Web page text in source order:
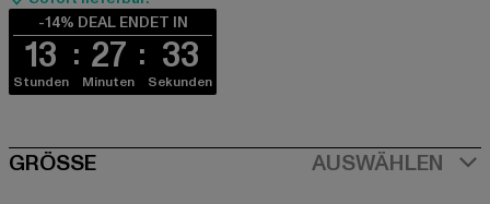
-14% DEAL ENDET IN
13
Stunden
27
Minuten
33
Sekunden
SIZE
GRÖSSE AUSWÄHLEN